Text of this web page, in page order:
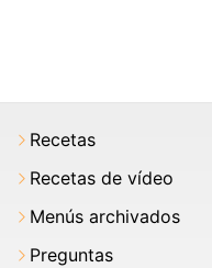
Recetas
Recetas de vídeo
Menús archivados
Preguntas